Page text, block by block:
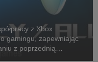
z Xbox
gamingu, zapewniając
z poprzednią